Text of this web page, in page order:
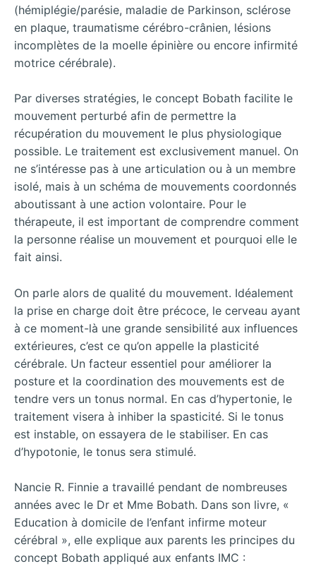
(hémiplégie/parésie, maladie de Parkinson, sclérose
en plaque, traumatisme cérébro-crânien, lésions
incomplètes de la moelle épinière ou encore infirmité
motrice cérébrale).
Par diverses stratégies, le concept Bobath facilite le
mouvement perturbé afin de permettre la
récupération du mouvement le plus physiologique
possible. Le traitement est exclusivement manuel. On
ne s’intéresse pas à une articulation ou à un membre
isolé, mais à un schéma de mouvements coordonnés
aboutissant à une action volontaire. Pour le
thérapeute, il est important de comprendre comment
la personne réalise un mouvement et pourquoi elle le
fait ainsi.
On parle alors de qualité du mouvement. Idéalement
la prise en charge doit être précoce, le cerveau ayant
à ce moment-là une grande sensibilité aux influences
extérieures, c’est ce qu’on appelle la plasticité
cérébrale. Un facteur essentiel pour améliorer la
posture et la coordination des mouvements est de
tendre vers un tonus normal. En cas d’hypertonie, le
traitement visera à inhiber la spasticité. Si le tonus
est instable, on essayera de le stabiliser. En cas
d’hypotonie, le tonus sera stimulé.
Nancie R. Finnie a travaillé pendant de nombreuses
années avec le Dr et Mme Bobath. Dans son livre, «
Education à domicile de l’enfant infirme moteur
cérébral », elle explique aux parents les principes du
concept Bobath appliqué aux enfants IMC :